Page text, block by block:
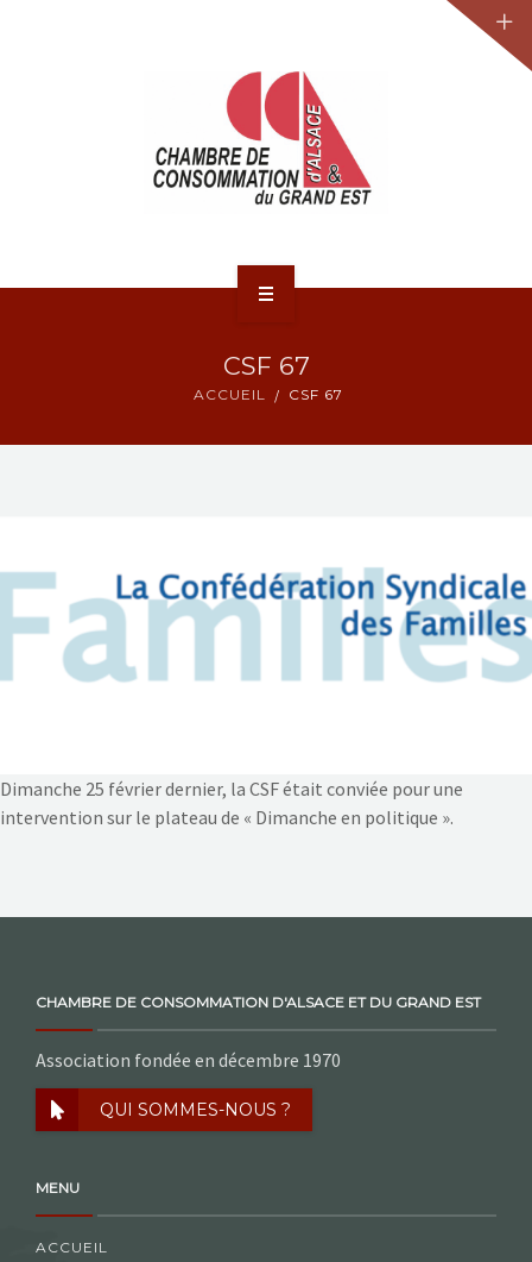
CONTACT
CSF 67
ACCUEIL CSF 67
Dimanche 25 février dernier, la CSF était conviée pour une
intervention sur le plateau de « Dimanche en politique ».
CHAMBRE DE CONSOMMATION D'ALSACE ET DU GRAND EST
Association fondée en décembre 1970
QUI SOMMES-NOUS ?
MENU
ACCUEIL